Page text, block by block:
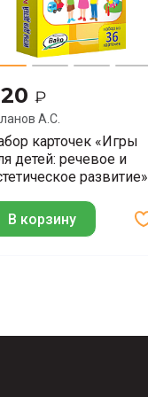
₽
А.С.
карточек «Игры
детей: речевое и
развитие»
В корзину